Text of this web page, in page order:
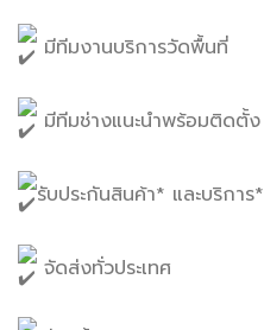
มีทีมงานบริการวัดพื้นที่
มีทีมช่างแนะนำพร้อมติดตั้ง
รับประกันสินค้า* และบริการ*
จัดส่งทั่วประเทศ